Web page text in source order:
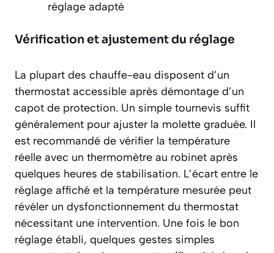
réglage adapté
Vérification et ajustement du réglage
La plupart des chauffe-eau disposent d’un
thermostat accessible après démontage d’un
capot de protection. Un simple tournevis suffit
généralement pour ajuster la molette graduée. Il
est recommandé de vérifier la température
réelle avec un thermomètre au robinet après
quelques heures de stabilisation. L’écart entre le
réglage affiché et la température mesurée peut
révéler un dysfonctionnement du thermostat
nécessitant une intervention. Une fois le bon
réglage établi, quelques gestes simples